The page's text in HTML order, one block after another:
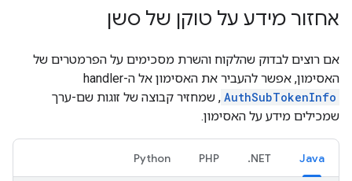
אחזור מידע על טוקן של סשן
אם רוצים לבדוק שהלקוח והשרת מסכימים על הפרמטרים של
האסימון, אפשר להעביר את האסימון אל ה-handler‏
AuthSubTokenInfo , שמחזיר קבוצה של זוגות שם-ערך
שמכילים מידע על האסימון.
Java
‎.NET
PHP
Python